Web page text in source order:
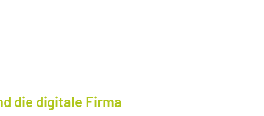
die digitale Firma